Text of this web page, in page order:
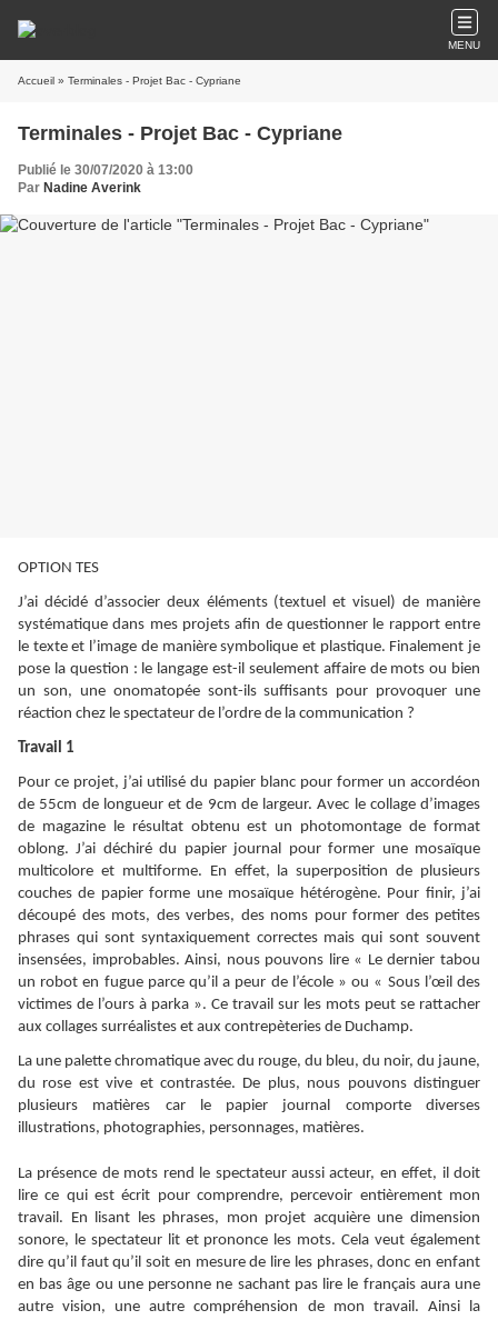
MENU
Accueil » Terminales - Projet Bac - Cypriane
Terminales - Projet Bac - Cypriane
Publié le 30/07/2020 à 13:00
Par Nadine Averink
OPTION TES
J’ai décidé d’associer deux éléments (textuel et visuel) de manière
systématique dans mes projets afin de questionner le rapport entre
le texte et l’image de manière symbolique et plastique. Finalement je
pose la question : le langage est-il seulement affaire de mots ou bien
un son, une onomatopée sont-ils suffisants pour provoquer une
réaction chez le spectateur de l’ordre de la communication ?
Travail 1
Pour ce projet, j’ai utilisé du papier blanc pour former un accordéon
de 55cm de longueur et de 9cm de largeur. Avec le collage d’images
de magazine le résultat obtenu est un photomontage de format
oblong. J’ai déchiré du papier journal pour former une mosaïque
multicolore et multiforme. En effet, la superposition de plusieurs
couches de papier forme une mosaïque hétérogène. Pour finir, j’ai
découpé des mots, des verbes, des noms pour former des petites
phrases qui sont syntaxiquement correctes mais qui sont souvent
insensées, improbables. Ainsi, nous pouvons lire « Le dernier tabou
un robot en fugue parce qu’il a peur de l’école » ou « Sous l’œil des
victimes de l’ours à parka ». Ce travail sur les mots peut se rattacher
aux collages surréalistes et aux contrepèteries de Duchamp.
La une palette chromatique avec du rouge, du bleu, du noir, du jaune,
du rose est vive et contrastée. De plus, nous pouvons distinguer
plusieurs matières car le papier journal comporte diverses
illustrations, photographies, personnages, matières.
La présence de mots rend le spectateur aussi acteur, en effet, il doit
lire ce qui est écrit pour comprendre, percevoir entièrement mon
travail. En lisant les phrases, mon projet acquière une dimension
sonore, le spectateur lit et prononce les mots. Cela veut également
dire qu’il faut qu’il soit en mesure de lire les phrases, donc en enfant
en bas âge ou une personne ne sachant pas lire le français aura une
autre vision, une autre compréhension de mon travail. Ainsi la